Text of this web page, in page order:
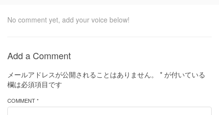
No comment yet, add your voice below!
Add a Comment
メールアドレスが公開されることはありません。 * が付いている
欄は必須項目です
COMMENT *